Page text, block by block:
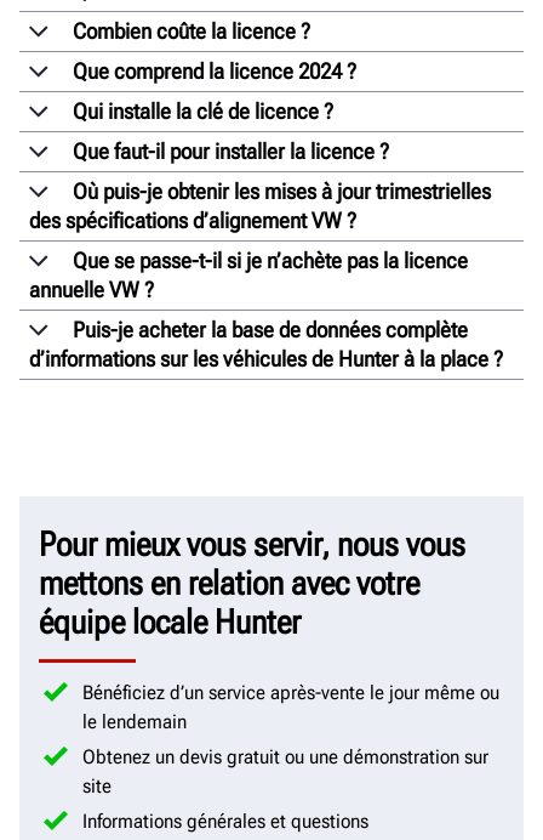
Combien coûte la licence ?
Que comprend la licence 2024 ?
Qui installe la clé de licence ?
Que faut-il pour installer la licence ?
Où puis-je obtenir les mises à jour trimestrielles
des spécifications d’alignement VW ?
Que se passe-t-il si je n’achète pas la licence
annuelle VW ?
Puis-je acheter la base de données complète
d’informations sur les véhicules de Hunter à la place ?
Pour mieux vous servir, nous vous
mettons en relation avec votre
équipe locale Hunter
Bénéficiez d’un service après-vente le jour même ou
le lendemain
Obtenez un devis gratuit ou une démonstration sur
site
Informations générales et questions